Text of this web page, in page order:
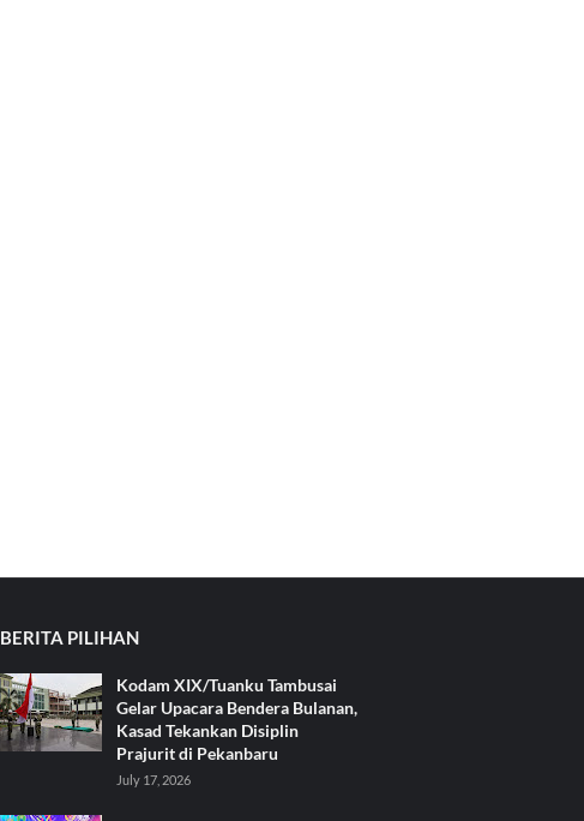
BERITA PILIHAN
Kodam XIX/Tuanku Tambusai
Gelar Upacara Bendera Bulanan,
Kasad Tekankan Disiplin
Prajurit di Pekanbaru
July 17, 2026